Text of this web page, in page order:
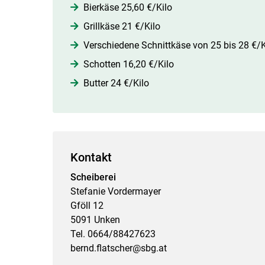
Bierkäse 25,60 €/Kilo
Grillkäse 21 €/Kilo
Verschiedene Schnittkäse von 25 bis 28 €/
Schotten 16,20 €/Kilo
Butter 24 €/Kilo
Kontakt
Scheiberei
Stefanie Vordermayer
Gföll 12
5091 Unken
Tel. 0664/88427623
bernd.flatscher@sbg.at